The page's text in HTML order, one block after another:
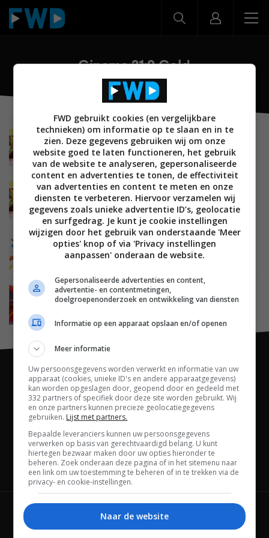
Cinema 21:9 Gold
BEELD 28 AUGUSTUS 2012
Philips stopt met Cinema 21:9 TV’s, focust zich
op 16:9
BEELD 02 SEPTEMBER 2011
Philips lanceert verbeterde Cinema 21:9
Platinum en Gold 3D TV’s
BEELD 08 MAART 2011
Philips komt met passieve ‘Easy 3D’ TV’s naast
nieuwe ‘3D Max’ actieve 3D TV’s
BEELD 08 MAART 2011
Philips onthult Cinema 21:9 Gold 3D LED TV
Channels
FWD gebruikt cookies (en vergelijkbare
technieken) om informatie op te slaan en in te
zien. Deze gegevens gebruiken wij om onze
website goed te laten functioneren, het gebruik
van de website te analyseren, gepersonaliseerde
content en advertenties te tonen, de effectiviteit
van advertenties en content te meten en onze
diensten te verbeteren. Hiervoor verzamelen wij
gegevens zoals unieke advertentie ID’s, geolocatie
en surfgedrag. Je kunt je cookie instellingen
wijzigen door het gebruik van onderstaande 'Meer
opties' knop of via 'Privacy instellingen
aanpassen' onderaan de website.
Gepersonaliseerde advertenties en content,
advertentie- en contentmetingen,
doelgroepenonderzoek en ontwikkeling van diensten
Informatie op een apparaat opslaan en/of openen
Meer informatie
Uw persoonsgegevens worden verwerkt en informatie van uw
apparaat (cookies, unieke ID's en andere apparaatgegevens)
kan worden opgeslagen door, geopend door en gedeeld met
332 partners of specifiek door deze site worden gebruikt. Wij
en onze partners kunnen precieze geolocatiegegevens
gebruiken. Lijst met partners.
Bepaalde leveranciers kunnen uw persoonsgegevens
verwerken op basis van gerechtvaardigd belang. U kunt
hiertegen bezwaar maken door uw opties hieronder te
beheren. Zoek onderaan deze pagina of in het sitemenu naar
een link om uw toestemming te beheren of in te trekken via de
privacy- en cookie-instellingen.
Naar de website